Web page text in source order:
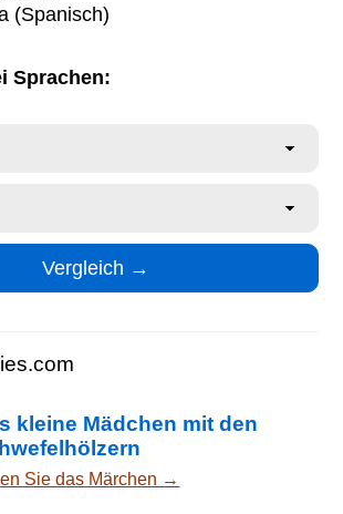
(Spanisch)
Sprachen:
kleine Mädchen mit den
Sie das Märchen →